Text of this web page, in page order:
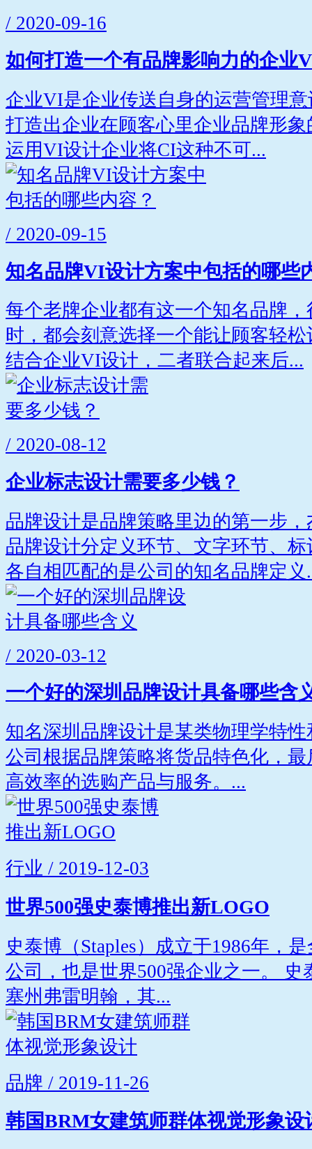
/ 2020-09-16
如何打造一个有品牌影响力的企业
企业VI是企业传送自身的运营管理
打造出企业在顾客心里企业品牌形
运用VI设计企业将CI这种不可...
/ 2020-09-15
知名品牌VI设计方案中包括的哪些
每个老牌企业都有这一个知名品牌
时，都会刻意选择一个能让顾客轻
结合企业VI设计，二者联合起来后...
/ 2020-08-12
企业标志设计需要多少钱？
品牌设计是品牌策略里边的第一步
品牌设计分定义环节、文字环节、
各自相匹配的是公司的知名品牌定义
/ 2020-03-12
一个好的深圳品牌设计具备哪些含
知名深圳品牌设计是某类物理学特
公司根据品牌策略将货品特色化，
高效率的选购产品与服务。...
行业 / 2019-12-03
世界500强史泰博推出新LOGO
史泰博（Staples）成立于1986年，
公司，也是世界500强企业之一。
塞州弗雷明翰，其...
品牌 / 2019-11-26
韩国BRM女建筑师群体视觉形象设